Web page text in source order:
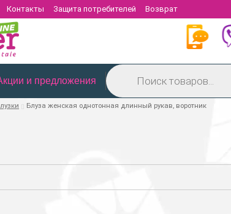
Контакты Защита потребителей Возврат
и предложения
Поиск
товаров
Блуза женская однотонная длинный рукав, воротник